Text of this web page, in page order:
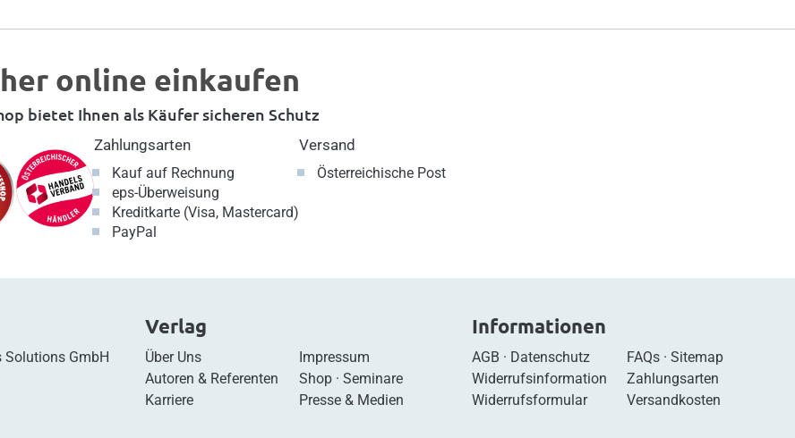
online einkaufen
bietet Ihnen als Käufer sicheren Schutz
Zahlungsarten
Kauf auf Rechnung
eps-Überweisung
Kreditkarte (Visa, Mastercard)
PayPal
Versand
Österreichische Post
Solutions GmbH
Verlag
Über Uns
Autoren & Referenten
Karriere
Impressum
Shop ·Seminare
Presse & Medien
Informationen
AGB · Datenschutz
Widerrufsinformation
Widerrufsformular
FAQs· Sitemap
Zahlungsarten
Versandkosten